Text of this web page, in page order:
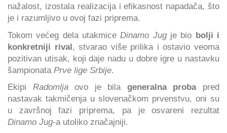
nažalost, izostala realizacija i efikasnost napadača, što
je i razumljivo u ovoj fazi priprema.
Tokom većeg dela utakmiceDinamo Jugje bio bolji i
konkretniji rival, stvarao više prilika i ostavio veoma
pozitivan utisak, koji daje nadu u dobre igre u nastavku
šampionata Prve lige Srbije.
Ekipi Radomljaovo je bila generalna proba pred
nastavak takmičenja u slovenačkom prvenstvu, oni su
u završnoj fazi priprema, pa je osvareni rezultat
Dinamo Jug-a utoliko značajniji.